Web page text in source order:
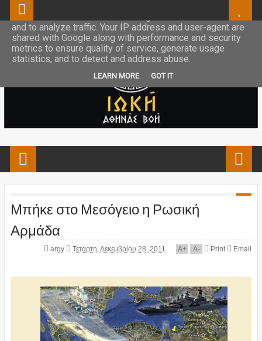
Μπήκε στο Μεσόγειο η Ρωσική
Αρμάδα
argy Τετάρτη, Δεκεμβρίου 28, 2011 A+ A- Print Email
This site uses cookies from Google to deliver its services
and to analyze traffic. Your IP address and user-agent are
shared with Google along with performance and security
metrics to ensure quality of service, generate usage
statistics, and to detect and address abuse.
LEARN MORE GOT IT